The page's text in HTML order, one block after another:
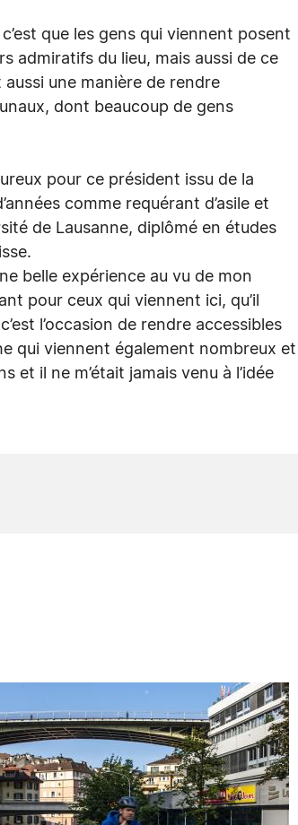
que les gens qui viennent posent
admiratifs du lieu, mais aussi de ce
aussi une manière de rendre
dont beaucoup de gens
pour ce président issu de la
comme requérant d’asile et
de Lausanne, diplômé en études
belle expérience au vu de mon
pour ceux qui viennent ici, qu’il
l’occasion de rendre accessibles
qui viennent également nombreux et
et il ne m’était jamais venu à l’idée